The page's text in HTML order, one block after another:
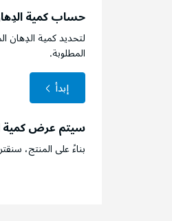
حساب كمية
لتحديد كمية الدِهان
المطلوبة.
إبدأ
سيتم عرض كمية